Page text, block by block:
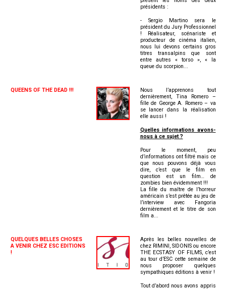
présidents :
- Sergio Martino sera le
président du Jury Professionnel
! Réalisateur, scénariste et
producteur de cinéma italien,
nous lui devons certains gros
titres transalpins que sont
entre autres « torso », « la
queue du scorpion...
QUEENS OF THE DEAD !!!
Nous l’apprenons tout
dernièrement, Tina Romero –
fille de George A. Romero – va
se lancer dans la réalisation
elle aussi !
Quelles informations avons-
nous à ce sujet ?
Pour le moment, peu
d’informations ont filtré mais ce
que nous pouvons déjà vous
dire, c’est que le film en
question est un film… de
zombies bien évidemment !!!
La fille du maître de l’horreur
américain s’est prêtée au jeu de
l’interview avec Fangoria
dernièrement et le titre de son
film a...
QUELQUES BELLES CHOSES
A VENIR CHEZ ESC EDITIONS
!
Après les belles nouvelles de
chez RIMINI, SIDONIS ou encore
THE ECSTASY OF FILMS, c’est
au tour d’ESC cette semaine de
nous proposer quelques
sympathiques éditions à venir !
Tout d’abord nous avons appris